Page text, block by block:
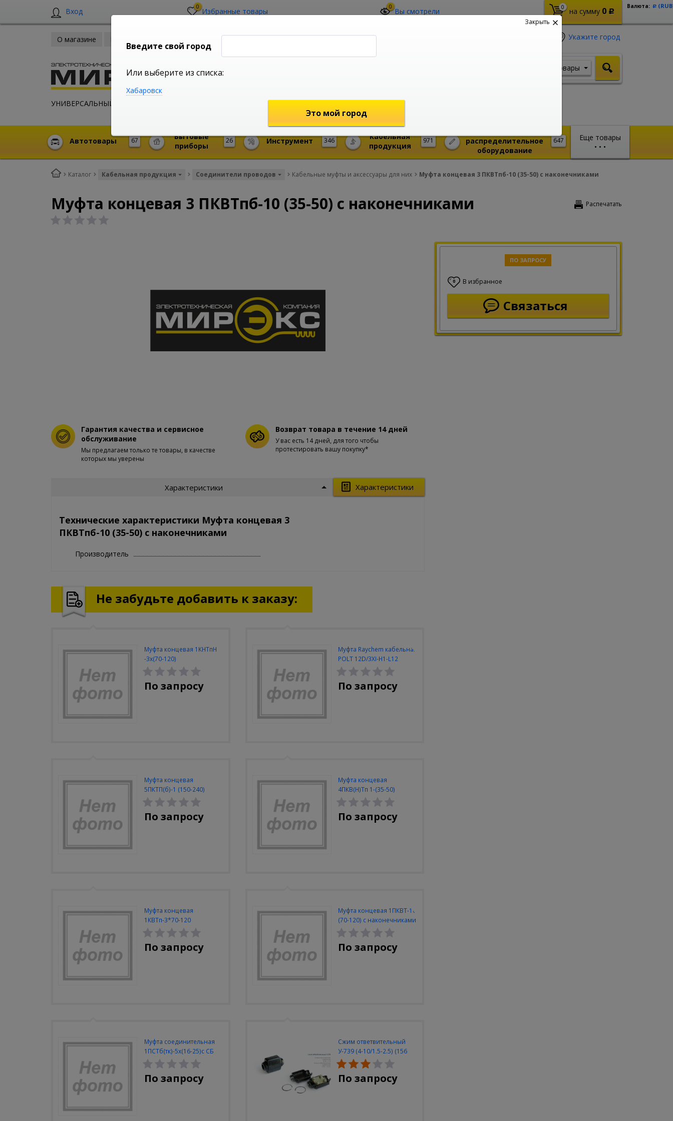
Вход 0 Избранные товары 0 Вы смотрели 0 на сумму 0 Р
Валюта: Р
О магазине
УНИВЕРСАЛЬНЫЙ ИНТЕРНЕТ МАГАЗИН
Укажите город
shop@mireks.ru
Товары
Еще товары
• • •
67
Автотовары 26
Бытовые
приборы
346
Инструмент 971
Кабельная
продукция
647
распределительное
оборудование
Каталог Кабельная продукция Соединители проводов Кабельные муфты и аксессуары для них Муфта концевая 3 ПКВТпб-10 (35-50) с наконечниками
Распечатать
Муфта концевая 3 ПКВТпб-10 (35-50) с наконечниками
ПО ЗАПРОСУ
0 В избранное
Связаться
Гарантия качества и сервисное
обслуживание
Мы предлагаем только те товары, в качестве
которых мы уверены
Возврат товара в течение 14 дней
У вас есть 14 дней, для того чтобы
протестировать вашу покупку*
Характеристики
Характеристики
Технические характеристики Муфта концевая 3
ПКВТпб-10 (35-50) с наконечниками
Производитель
Не забудьте добавить к заказу:
Муфта концевая 1КНТпН
-3х(70-120)
По запросу
Муфта Raychem кабельная
POLT 12D/3XI-H1-L12
По запросу
Муфта концевая
5ПКТП(б)-1 (150-240)
По запросу
Муфта концевая
4ПКВ(Н)Тп 1-(35-50)
(полиэтилен без брони)
По запросу
Муфта концевая
1КВТп-3*70-120
По запросу
Муфта концевая 1ПКВТ-10
(70-120) с наконечниками
(комплект на 3 фазы)
По запросу
Муфта соединительная
1ПСТб(тк)-5x(16-25)с СБ
По запросу
Сжим ответвительный
У-739 (4-10/1.5-2.5) (156
шт/упак)
По запросу
Закрыть
Введите свой город
Или выберите из списка:
Хабаровск
Это мой город